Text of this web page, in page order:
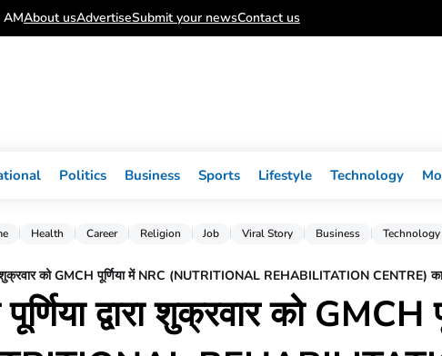
About usAdvertiseSubmit your newsContact us
Politics Business Sports Lifestyle Technology
Health Career Religion Job Viral Story Business Technology
शुक्रवार को GMCH पूर्णिया में NRC (NUTRITIONAL REHABILITATION CENTRE) का
द्वारा शुक्रवार को GMCH